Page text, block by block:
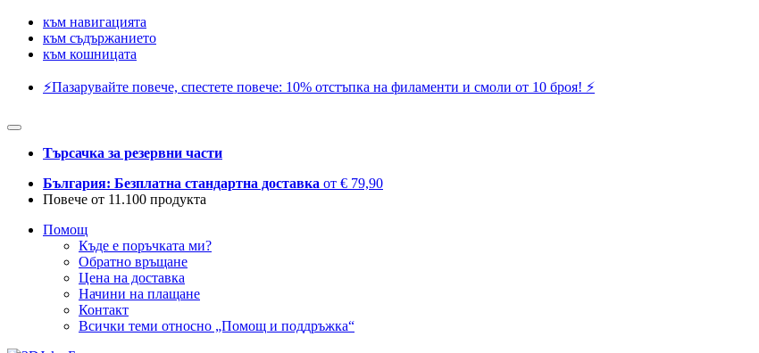
към навигацията
към съдържанието
към кошницата
⚡️Пазарувайте повече, спестете повече: 10% отстъпка на филаменти и смоли от 10 броя! ⚡️
Търсачка за резервни части
България: Безплатна стандартна доставка от € 79,90
Повече от 11.100 продукта
Помощ
Къде е поръчката ми?
Обратно връщане
Цена на доставка
Начини на плащане
Контакт
Всички теми относно „Помощ и поддръжка“